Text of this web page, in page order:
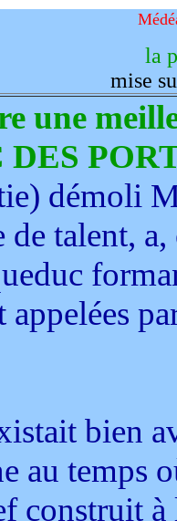
la
mise
une
démoli
talent,
bien
au temps
construit